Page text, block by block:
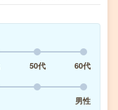
50代
60代
男性